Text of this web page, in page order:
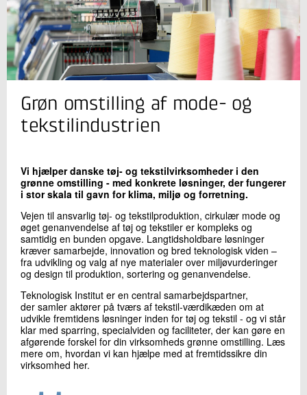
Jeg er din kontaktperson
Julie Brender Trads
Forretningsleder, ph.d.
Cirkulære Ressourcer
Send
Grøn omstilling af mode- og
tekstilindustrien
Vi hjælper danske tøj- og tekstilvirksomheder i den
grønne omstilling - med konkrete løsninger, der fungerer
i stor skala til gavn for klima, miljø og forretning.
Vejen til ansvarlig tøj- og tekstilproduktion, cirkulær mode og
øget genanvendelse af tøj og tekstiler er kompleks og
samtidig en bunden opgave. Langtidsholdbare løsninger
kræver samarbejde, innovation og bred teknologisk viden –
fra udvikling og valg af nye materialer over miljøvurderinger
og design til produktion, sortering og genanvendelse.
Teknologisk Institut er en central samarbejdspartner,
der samler aktører på tværs af tekstil-værdikæden om at
udvikle fremtidens løsninger inden for tøj og tekstil - og vi står
klar med sparring, specialviden og faciliteter, der kan gøre en
afgørende forskel for din virksomheds grønne omstilling. Læs
mere om, hvordan vi kan hjælpe med at fremtidssikre din
virksomhed her.